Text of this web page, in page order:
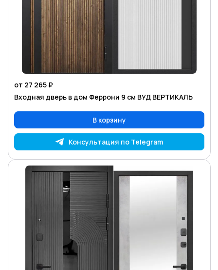
от 27 265 ₽
Входная дверь в дом Феррони 9 см ВУД ВЕРТИКАЛЬ
В корзину
Консультация по Telegram